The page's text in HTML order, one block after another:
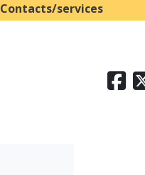
Contacts/services
